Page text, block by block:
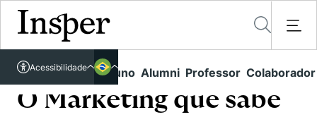
Links rápidos Aluno Alumni Professor Colaborador
Acessibilidade
Acessível em libras
O Marketing que sabe